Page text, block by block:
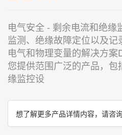
电气安全 - 剩余电流和绝
监测、绝缘故障定位以及
电气和物理变量的解决方
您提供范围广泛的产品，
缘监控设
想了解更多产品详情内容，请咨